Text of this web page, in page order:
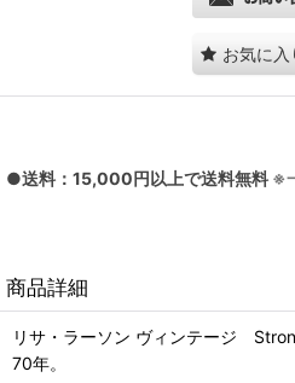
お気に入
●送料：15,000円以上で送料無料 ※
商品詳細
リサ・ラーソン ヴィンテージ
70年。